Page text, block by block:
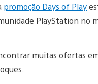
promoção Days of Play
PlayStation no
muitas ofertas